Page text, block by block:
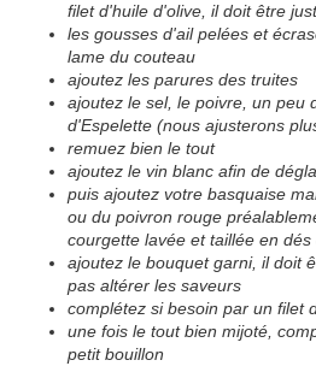
filet d'huile d'olive, il doit être
les gousses d'ail pelées et
lame du couteau
ajoutez les parures des truites
ajoutez le sel, le poivre, un peu
d'Espelette (nous ajusterons
remuez bien le tout
ajoutez le vin blanc afin de
puis ajoutez votre basquaise
ou du poivron rouge
courgette lavée et taillée en
ajoutez le bouquet garni, il doit
pas altérer les saveurs
complétez si besoin par un filet
une fois le tout bien mijoté,
petit bouillon